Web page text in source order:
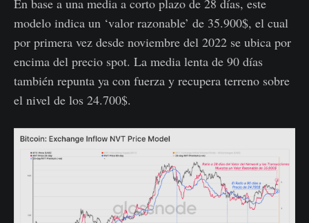
En base a una media a corto plazo de 28 días, este
modelo indica un ‘valor razonable’ de 35.900$, el cual
por primera vez desde noviembre del 2022 se ubica por
encima del precio spot. La media lenta de 90 días
también repunta ya con fuerza y recupera terreno sobre
el nivel de los 24.700$.